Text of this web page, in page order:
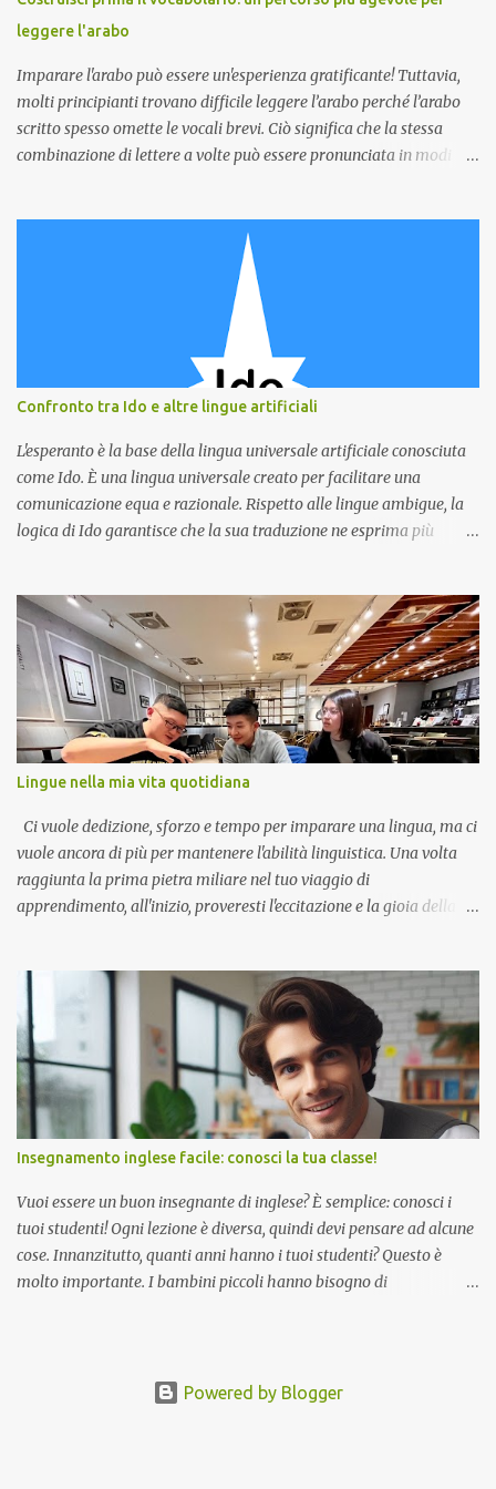
aggiungono verbi temporali alle frasi. Ad esempio, per dire
"mangio", "ho mangiato" e "mangerò", basta cambiare il verbo...
leggere l'arabo
Imparare l'arabo può essere un'esperienza gratificante! Tuttavia,
molti principianti trovano difficile leggere l’arabo perché l’arabo
scritto spesso omette le vocali brevi. Ciò significa che la stessa
combinazione di lettere a volte può essere pronunciata in modi
vocabolario. Impara le parole comuni e il loro significato. Questo ti
darà una solida base quando inizierai a leggere. Una volta che
avrai acquisito una buona conoscenza del vocabolario, sarai in
grado di riconoscere le parole più facilmente, anche senza le vocali.
Pensatelo come risolvere un puzzle. Conoscere i pezzi
(vocabolario) rende molto più facile capire il quadro completo
(lettura). Quando vedi una parola che riconosci, sarai in grado di
indovinare le vocali mancanti in base al contesto e alle tue
conoscenze esistenti. Non scoraggiarti se all'inizio la lettura
sembra ...
Confronto tra Ido e altre lingue artificiali
L'esperanto è la base della lingua universale artificiale conosciuta
come Ido. È una lingua universale creato per facilitare una
comunicazione equa e razionale. Rispetto alle lingue ambigue, la
logica di Ido garantisce che la sua traduzione ne esprima più
condivise dalla maggior parte delle lingue europee, qualsiasi
individuo istruito può capirle. In quanto tale, non è una lingua
sconosciuta da acquisire; piuttosto, è una lingua europea accettata.
Tuttavia, la sua completa regolarità e semplicità, senza regole o
eccezioni inutili, lo rendono incomparabilmente più semplice di
qualsiasi di quelle lingue. In questo modo si realizza l'obiettivo del
linguista Jespersen di rendere la lingua più semplice per la
maggior parte delle persone. L'esperanto utilizza tipicamente segni
diacritici distintivi che, anche nell'era moderna, possono essere d...
Lingue nella mia vita quotidiana
Ci vuole dedizione, sforzo e tempo per imparare una lingua, ma ci
vuole ancora di più per mantenere l'abilità linguistica. Una volta
raggiunta la prima pietra miliare nel tuo viaggio di
apprendimento, all'inizio, proveresti l'eccitazione e la gioia della
che sentirai non sarà più così forte. Questo è quando dovresti
sapere che sei già nella fase di manutenzione dell'apprendimento
delle lingue.
Insegnamento inglese facile: conosci la tua classe!
Vuoi essere un buon insegnante di inglese? È semplice: conosci i
tuoi studenti! Ogni lezione è diversa, quindi devi pensare ad alcune
cose. Innanzitutto, quanti anni hanno i tuoi studenti? Questo è
molto importante. I bambini piccoli hanno bisogno di
Magari parla di musica, film o Internet. Gli adulti spesso hanno
Powered by Blogger